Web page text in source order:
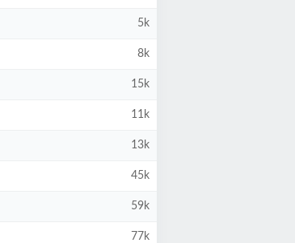
5k
8k
15k
11k
13k
45k
59k
77k